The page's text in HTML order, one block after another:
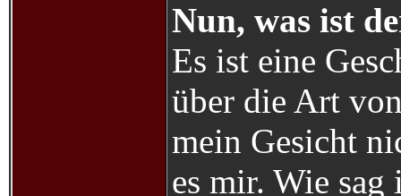
Nun, was ist
Es ist eine
über die Art
mein Gesicht
es mir. Wie